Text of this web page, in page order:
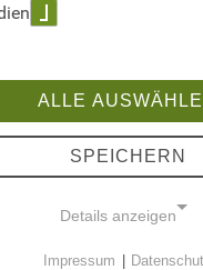
MEHR
WOLLEN
ALLE
SPEICHERN
Details anzeigen
Impressum